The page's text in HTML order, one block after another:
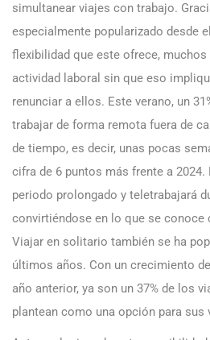
simultanear viajes con trabajo.
especialmente popularizado desde
flexibilidad que este ofrece,
actividad laboral sin que eso
renunciar a ellos. Este verano, un
trabajar de forma remota fuera de
de tiempo, es decir, unas pocas
cifra de 6 puntos más frente a 2024.
periodo prolongado y teletrabajará
convirtiéndose en lo que se conoce
Viajar en solitario también se ha
últimos años. Con un crecimiento
año anterior, ya son un 37% de los
plantean como una opción para sus